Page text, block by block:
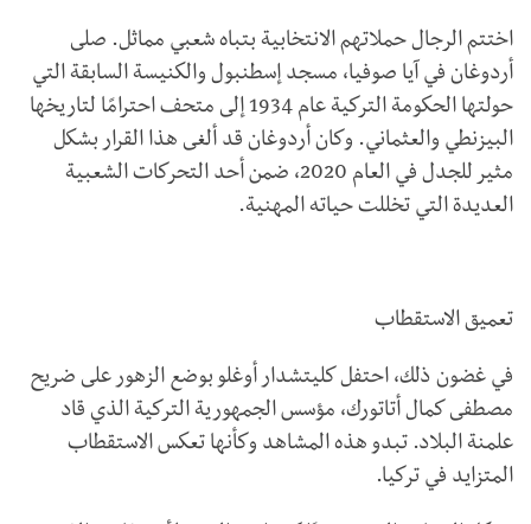
اختتم الرجال حملاتهم الانتخابية بتباه شعبي مماثل. صلى
أردوغان في آيا صوفيا، مسجد إسطنبول والكنيسة السابقة التي
حولتها الحكومة التركية عام 1934 إلى متحف احترامًا لتاريخها
البيزنطي والعثماني. وكان أردوغان قد ألغى هذا القرار بشكل
مثير للجدل في العام 2020، ضمن أحد التحركات الشعبية
العديدة التي تخللت حياته المهنية.
تعميق الاستقطاب
في غضون ذلك، احتفل كليتشدار أوغلو بوضع الزهور على ضريح
مصطفى كمال أتاتورك، مؤسس الجمهورية التركية الذي قاد
علمنة البلاد. تبدو هذه المشاهد وكأنها تعكس الاستقطاب
المتزايد في تركيا.